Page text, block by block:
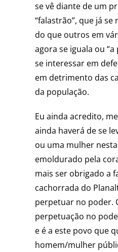
se vê diante de um
“falastrão”, que já
do que outros em
agora se iguala ou
se interessar em
em detrimento das
da população.
Eu ainda acredito,
ainda haverá de se
ou uma mulher
emoldurado pela
mais ser obrigado a
cachorrada do
perpetuar no poder.
perpetuação no
e é a este povo que
homem/mulher